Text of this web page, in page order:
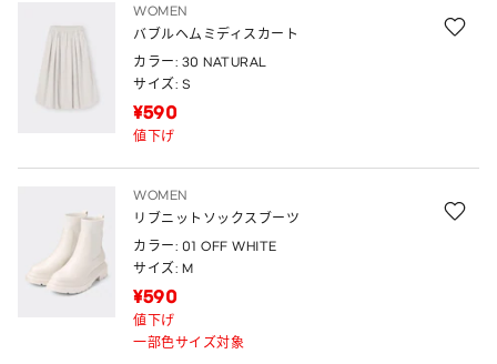
WOMEN
バブルヘムミディスカート
カラー: 30 NATURAL
サイズ: S
¥590
値下げ
WOMEN
リブニットソックスブーツ
カラー: 01 OFF WHITE
サイズ: M
¥590
値下げ
一部色サイズ対象